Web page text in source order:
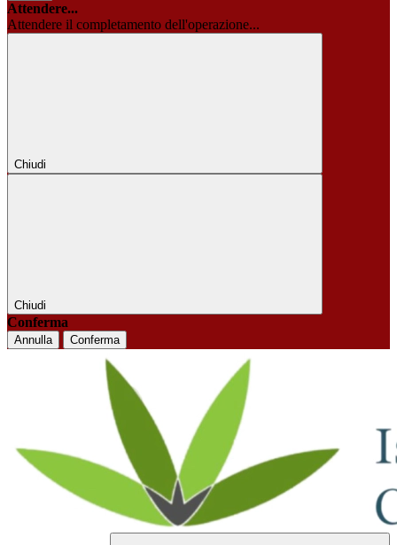
Attendere...
Attendere il completamento dell'operazione...
Chiudi
Chiudi
Conferma
Annulla Conferma